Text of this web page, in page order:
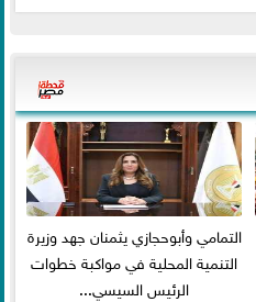
التمامي وأبوحجازي يثمنان جهد وزيرة
التنمية المحلية في مواكبة خطوات
الرئيس السيسي...